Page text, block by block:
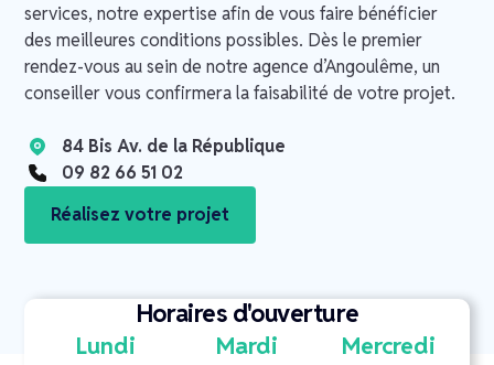
services, notre expertise afin de vous faire bénéficier
des meilleures conditions possibles. Dès le premier
rendez-vous au sein de notre agence d’Angoulême, un
conseiller vous confirmera la faisabilité de votre projet.
84 Bis Av. de la République
09 82 66 51 02
Réalisez votre projet
Horaires d'ouverture
Lundi Mardi Mercredi